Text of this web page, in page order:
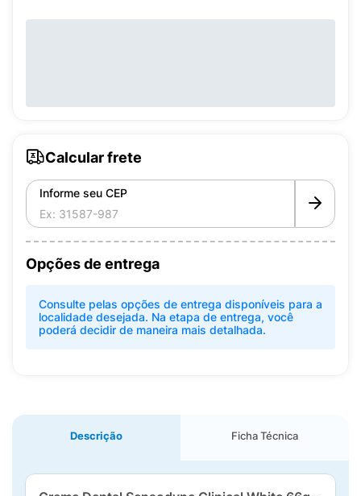
Calcular frete
Informe seu CEP
Opções de entrega
Consulte pelas opções de entrega disponíveis para a
localidade desejada. Na etapa de entrega, você
poderá decidir de maneira mais detalhada.
Descrição Ficha Técnica